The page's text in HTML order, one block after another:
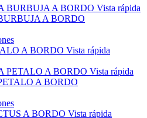
Vista rápida
A BORDO
Vista rápida
Vista rápida
A BORDO
Vista rápida